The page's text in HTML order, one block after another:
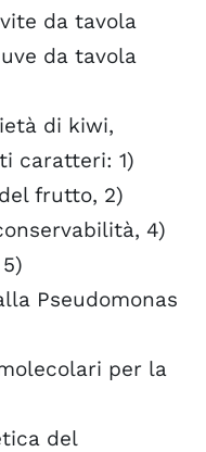
da tavola
da tavola
di kiwi,
caratteri: 1)
frutto, 2)
4)
Pseudomonas
per la
del